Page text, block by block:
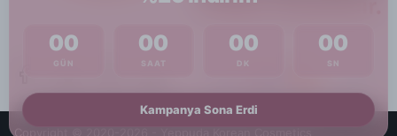
Copyright © 2020-2026 - Yeppuda Korean Cosmetics
00
GÜN
00
SAAT
00
DK
00
SN
Kampanya Sona Erdi